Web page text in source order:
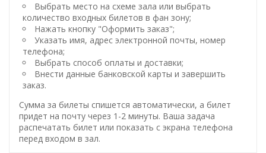
Выбрать место на схеме зала или выбрать
количество входных билетов в фан зону;
Нажать кнопку "Оформить заказ";
Указать имя, адрес электронной почты, номер
телефона;
Выбрать способ оплаты и доставки;
Внести данные банковской карты и завершить
заказ.
Сумма за билеты спишется автоматически, а билет
придет на почту через 1-2 минуты. Ваша задача
распечатать билет или показать с экрана телефона
перед входом в зал.